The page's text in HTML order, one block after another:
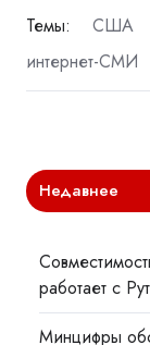
Темы: США
интернет-СМИ
Недавнее
работает с
Минцифры